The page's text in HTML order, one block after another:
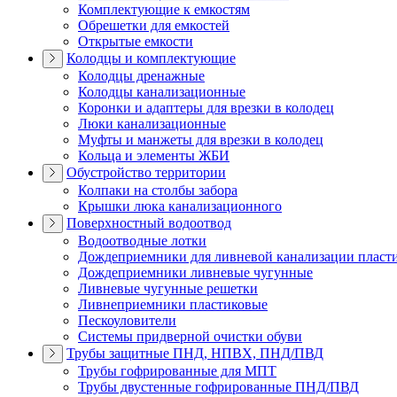
Комплектующие к емкостям
Обрешетки для емкостей
Открытые емкости
Колодцы и комплектующие
Колодцы дренажные
Колодцы канализационные
Коронки и адаптеры для врезки в колодец
Люки канализационные
Муфты и манжеты для врезки в колодец
Кольца и элементы ЖБИ
Обустройство территории
Колпаки на столбы забора
Крышки люка канализационного
Поверхностный водоотвод
Водоотводные лотки
Дождеприемники для ливневой канализации
Дождеприемники ливневые чугунные
Ливневые чугунные решетки
Ливнеприемники пластиковые
Пескоуловители
Системы придверной очистки обуви
Трубы защитные ПНД, НПВХ, ПНД/ПВД
Трубы гофрированные для МПТ
Трубы двустенные гофрированные ПНД/ПВД